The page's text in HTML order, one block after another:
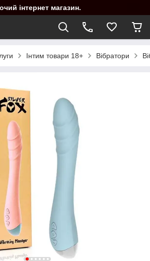
інтернет магазин.
Інтим товари 18+ Вібратори